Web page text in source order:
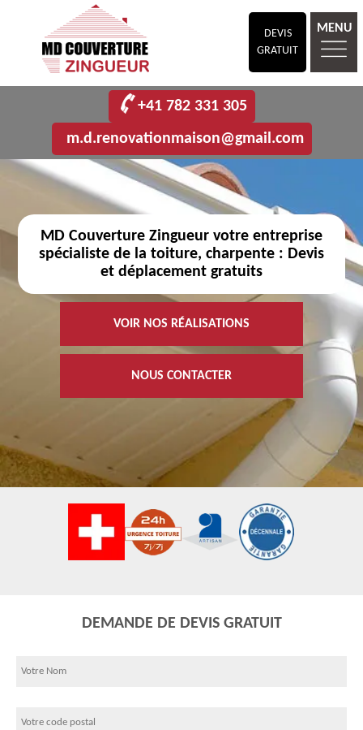
DEVIS
GRATUIT
MENU
+41 782 331 305
m.d.renovationmaison@gmail.com
MD Couverture Zingueur votre entreprise
spécialiste de la toiture, charpente : Devis
et déplacement gratuits
VOIR NOS RÉALISATIONS
NOUS CONTACTER
DEMANDE DE DEVIS GRATUIT